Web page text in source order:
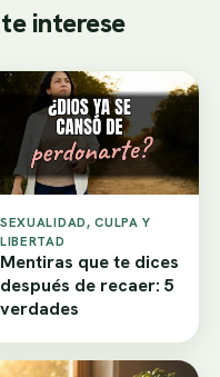
interese
SEXUALIDAD, CULPA Y
LIBERTAD
Mentiras que te dices
después de recaer: 5
verdades